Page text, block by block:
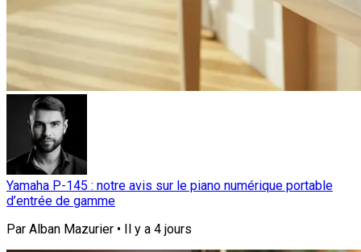
Yamaha P-145 : notre avis sur le piano numérique portable
d’entrée de gamme
Par Alban Mazurier • Il y a 4 jours